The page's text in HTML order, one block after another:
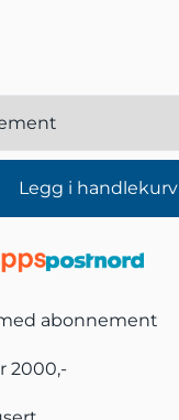
Legg i handlekurv
abonnement
2000,-